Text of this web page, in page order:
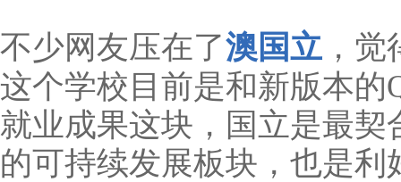
不少网友压在了澳国立 ，
这个学校目前是和新版本的
就业成果这块，国立是最
的可持续发展板块，也是利